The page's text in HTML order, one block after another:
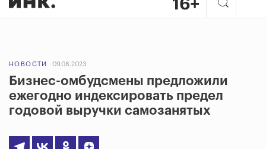
НОВОСТИ 09.08.2023
Бизнес-омбудсмены предложили
ежегодно индексировать предел
годовой выручки самозанятых